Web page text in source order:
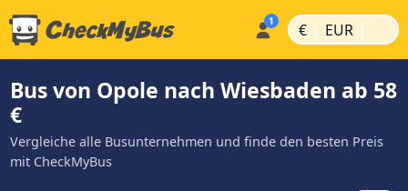
€ | EUR |
Bus von Opole nach Wiesbaden ab 58
€
Vergleiche alle Busunternehmen und finde den besten Preis
mit CheckMyBus